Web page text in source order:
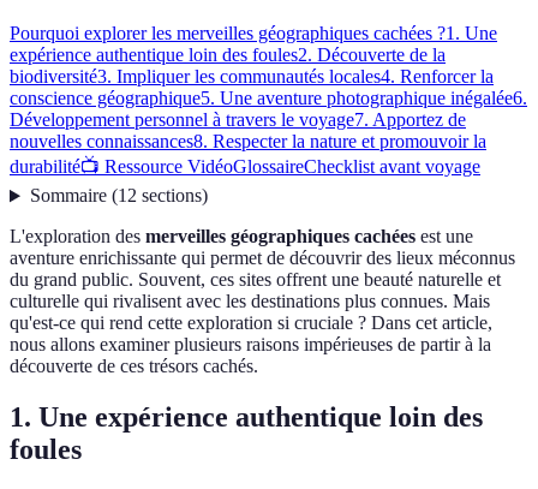
Pourquoi explorer les merveilles géographiques cachées ?1. Une
expérience authentique loin des foules2. Découverte de la
biodiversité3. Impliquer les communautés locales4. Renforcer la
conscience géographique5. Une aventure photographique inégalée6.
Développement personnel à travers le voyage7. Apportez de
nouvelles connaissances8. Respecter la nature et promouvoir la
durabilité📺 Ressource VidéoGlossaireChecklist avant voyage
Sommaire(12 sections)
L'exploration des merveilles géographiques cachées est une
aventure enrichissante qui permet de découvrir des lieux méconnus
du grand public. Souvent, ces sites offrent une beauté naturelle et
culturelle qui rivalisent avec les destinations plus connues. Mais
qu'est-ce qui rend cette exploration si cruciale ? Dans cet article,
nous allons examiner plusieurs raisons impérieuses de partir à la
découverte de ces trésors cachés.
1. Une expérience authentique loin des
foules